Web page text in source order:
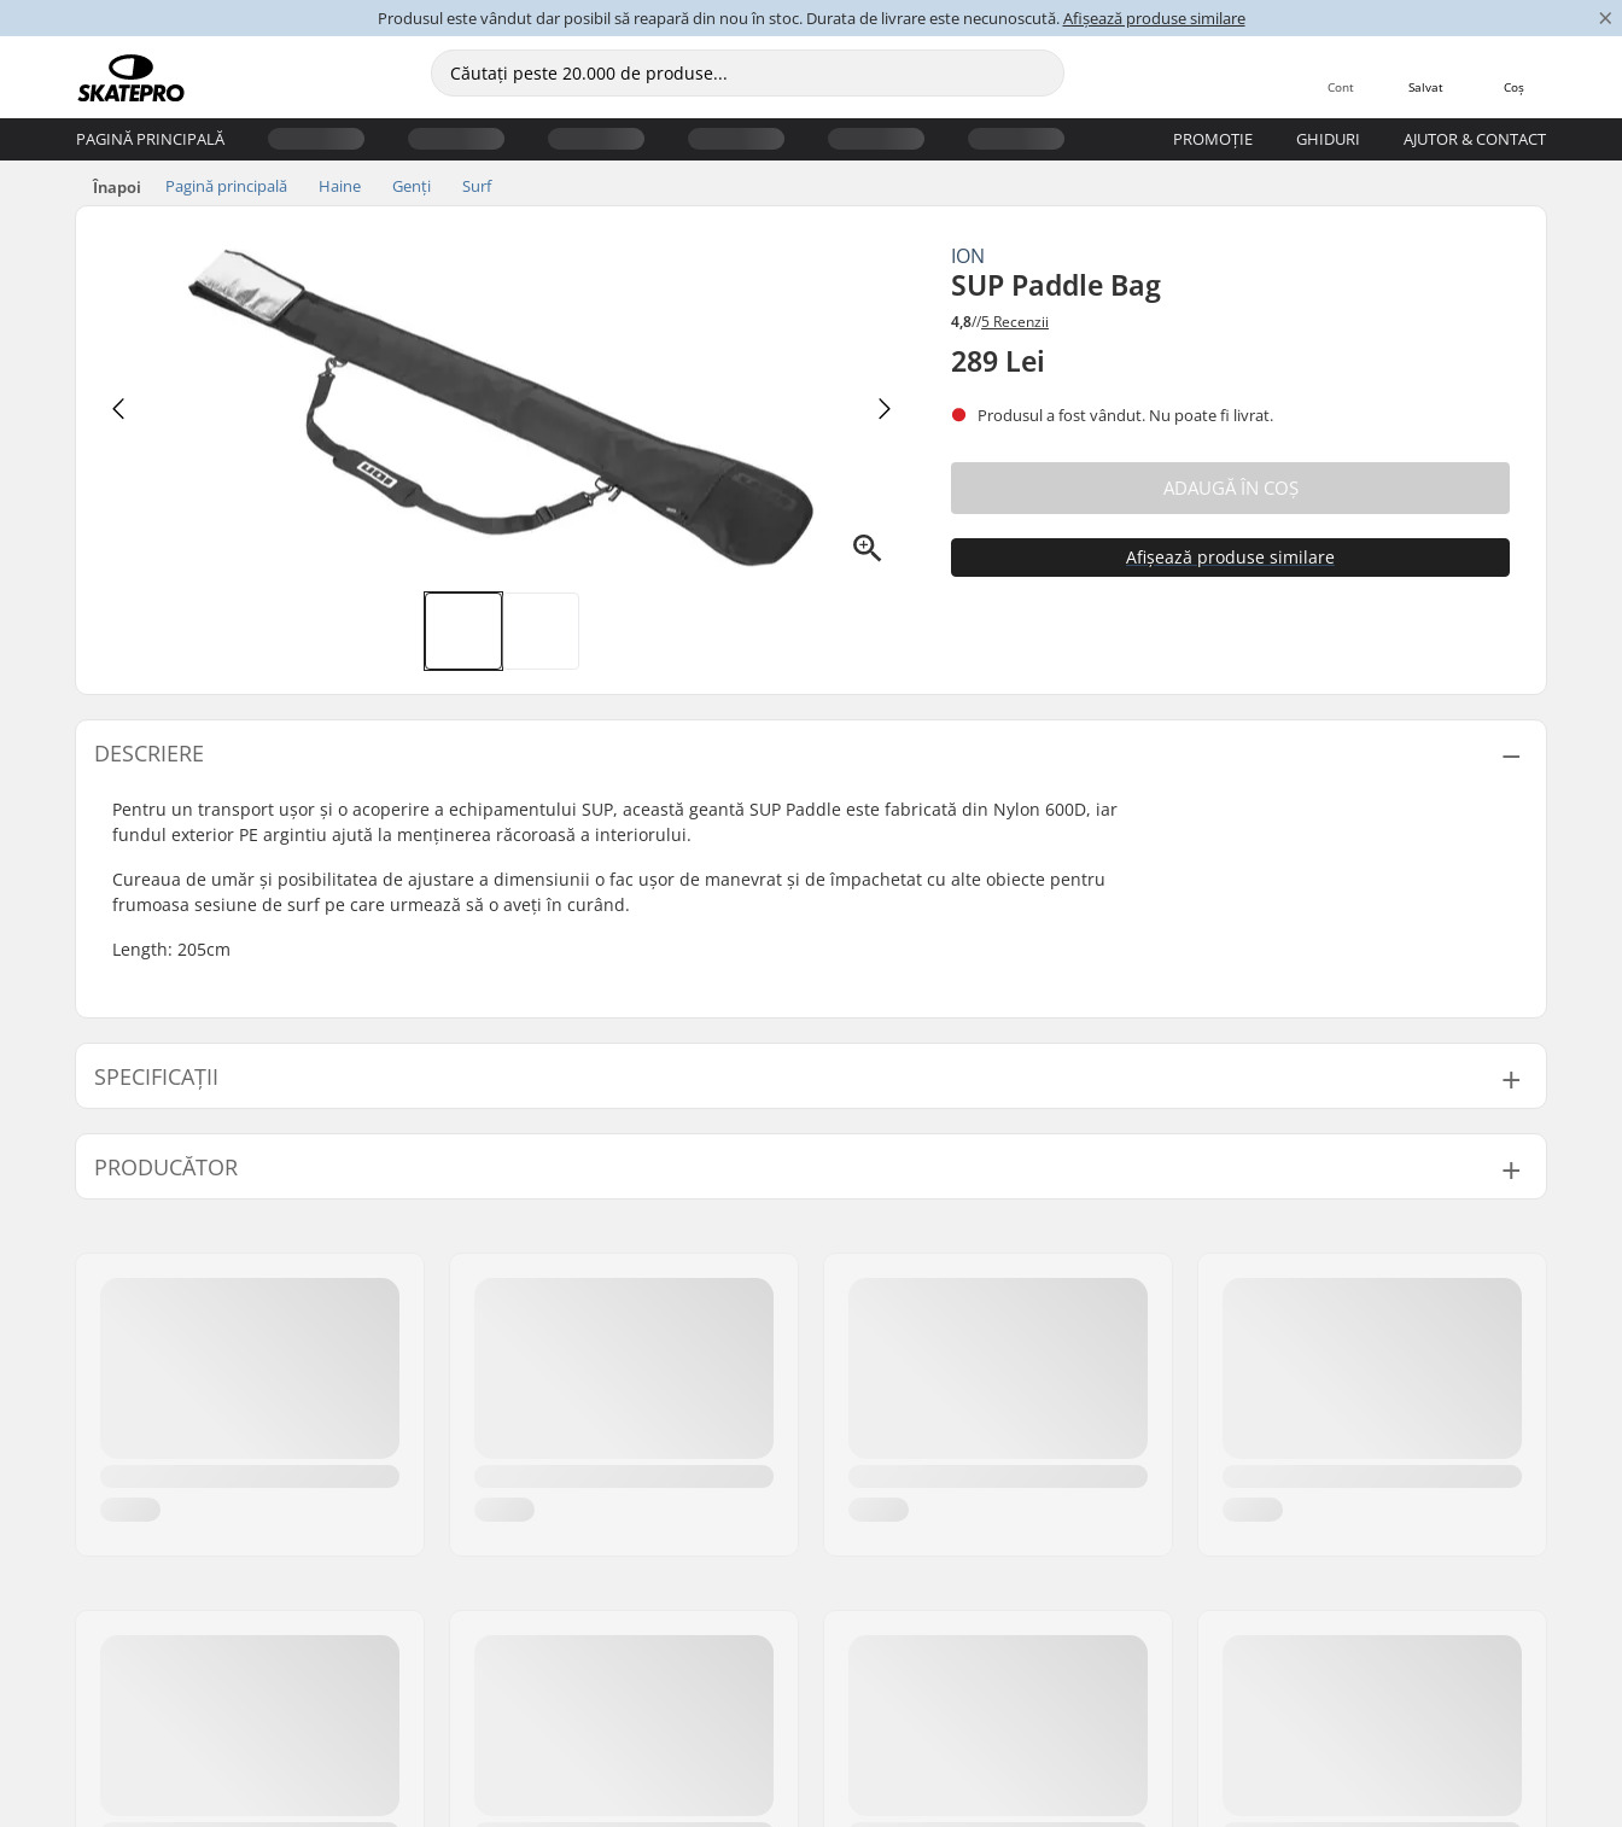
Produsul este vândut dar posibil să reapară din nou în stoc. Durata de livrare este necunoscută.Afișează produse similare ×
Coș
Salvat
Cont
PAGINĂ PRINCIPALĂ PROMOȚIE GHIDURI AJUTOR & CONTACT
Înapoi Pagină principală Haine Genți Surf
ION
SUP Paddle Bag
4,8//5 Recenzii
289 Lei
Produsul a fost vândut. Nu poate fi livrat.
ADAUGĂ ÎN COȘ
Afișează produse similare
DESCRIERE
Pentru un transport ușor și o acoperire a echipamentului SUP, această geantă SUP Paddle este fabricată din Nylon 600D, iar
fundul exterior PE argintiu ajută la menținerea răcoroasă a interiorului.
Cureaua de umăr și posibilitatea de ajustare a dimensiunii o fac ușor de manevrat și de împachetat cu alte obiecte pentru
frumoasa sesiune de surf pe care urmează să o aveți în curând.
Length: 205cm
SPECIFICAȚII
Material Exterior: Polyester
PRODUCĂTOR